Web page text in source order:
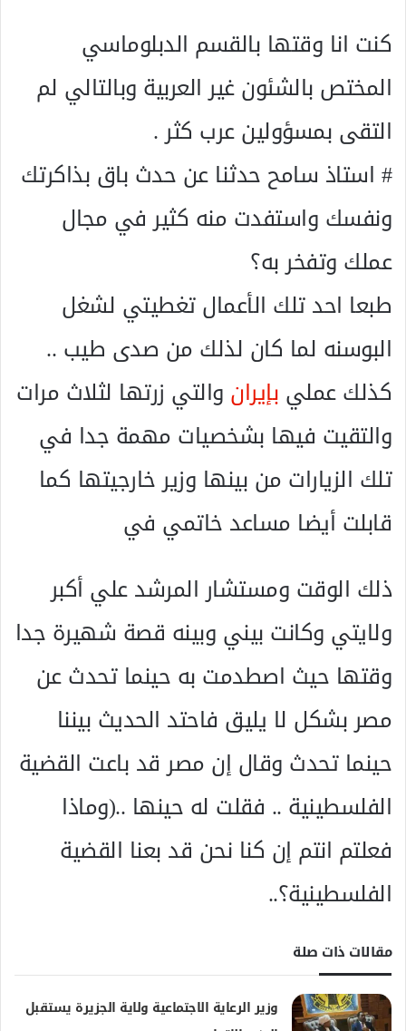
كنت انا وقتها بالقسم الدبلوماسي
المختص بالشئون غير العربية وبالتالي لم
التقى بمسؤولين عرب كثر .
# استاذ سامح حدثنا عن حدث باق بذاكرتك
ونفسك واستفدت منه كثير في مجال
عملك وتفخر به؟
طبعا احد تلك الأعمال تغطيتي لشغل
البوسنه لما كان لذلك من صدى طيب ..
كذلك عمليبإيرانوالتي زرتها لثلاث مرات
والتقيت فيها بشخصيات مهمة جدا في
تلك الزيارات من بينها وزير خارجيتها كما
قابلت أيضا مساعد خاتمي في
ذلك الوقت ومستشار المرشد علي أكبر
ولايتي وكانت بيني وبينه قصة شهيرة جدا
وقتها حيث اصطدمت به حينما تحدث عن
مصر بشكل لا يليق فاحتد الحديث بيننا
حينما تحدث وقال إن مصر قد باعت القضية
الفلسطينية .. فقلت له حينها ..(وماذا
فعلتم انتم إن كنا نحن قد بعنا القضية
الفلسطينية؟..
مقالات ذات صلة
وزير الرعاية الاجتماعية ولاية الجزيرة يستقبل